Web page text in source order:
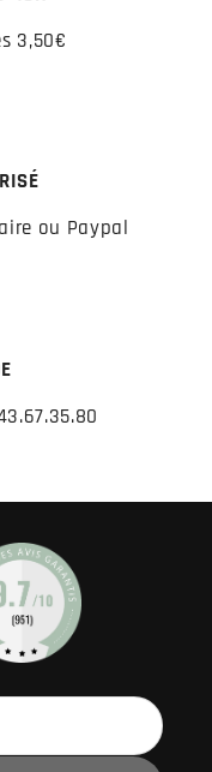
★★★★★
★★★★★
3,50€
ou Paypal